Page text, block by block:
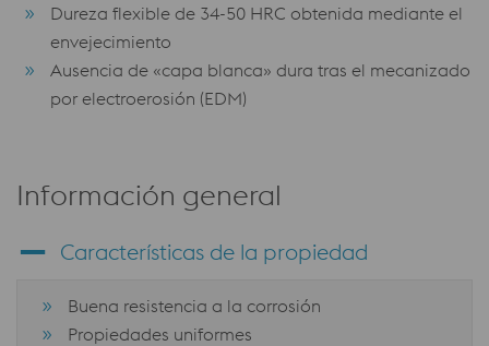
Dureza flexible de 34-50 HRC obtenida mediante el
envejecimiento
Ausencia de «capa blanca» dura tras el mecanizado
por electroerosión (EDM)
Información general
Características de la propiedad
Buena resistencia a la corrosión
Propiedades uniformes